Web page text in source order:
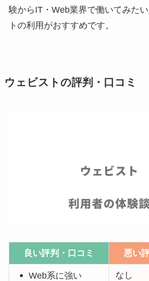
験からIT・Web業界で働いてみた
トの利用がおすすめです。
ウェビストの評判・口コミ
良い評判・口コミ 悪い
Web系に強い
なし